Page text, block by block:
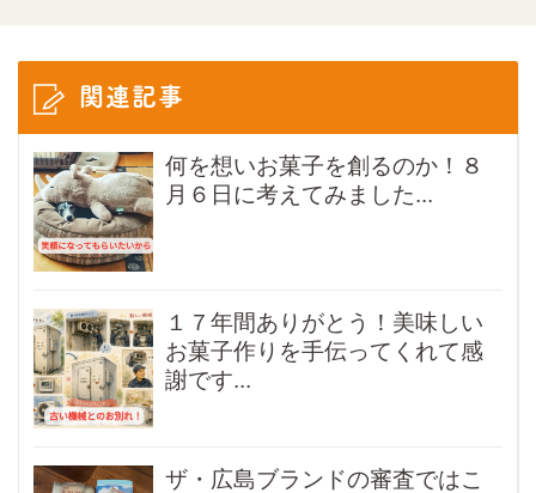
関連記事
何を想いお菓子を創るのか！８
月６日に考えてみました...
１７年間ありがとう！美味しい
お菓子作りを手伝ってくれて感
謝です...
ザ・広島ブランドの審査ではこ